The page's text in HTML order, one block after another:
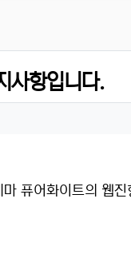
사항입니다.
퓨어화이트의 웹진